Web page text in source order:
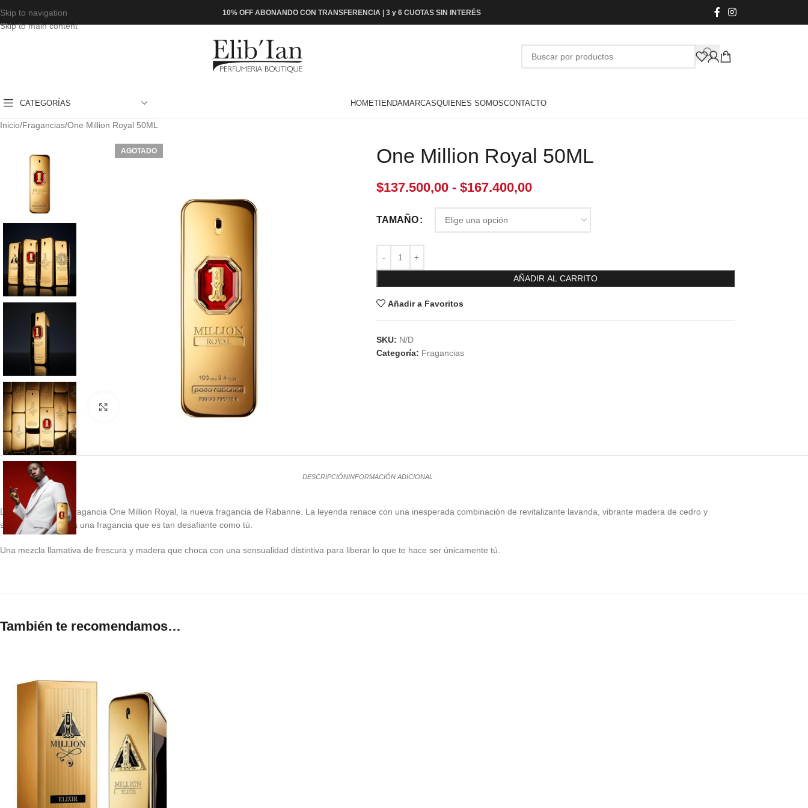
Skip to navigation
Skip to main content
10% OFF ABONANDO CON TRANSFERENCIA | 3 y 6 CUOTAS SIN INTERÉS
CATEGORÍAS HOMETIENDAMARCASQUIENES SOMOSCONTACTO
Inicio Fragancias One Million Royal 50ML
AGOTADO One Million Royal 50ML
$137.500,00 - $167.400,00
TAMAÑO
AÑADIR AL CARRITO
Añadir a Favoritos
SKU: N/D
Categoría: Fragancias
DESCRIPCIÓNINFORMACIÓN ADICIONAL
Descubrí la nueva fragancia One Million Royal, la nueva fragancia de Rabanne. La leyenda renace con una inesperada combinación de revitalizante lavanda, vibrante madera de cedro y
sensual benjuí, para una fragancia que es tan desafiante como tú.
Una mezcla llamativa de frescura y madera que choca con una sensualidad distintiva para liberar lo que te hace ser únicamente tú.
También te recomendamos…